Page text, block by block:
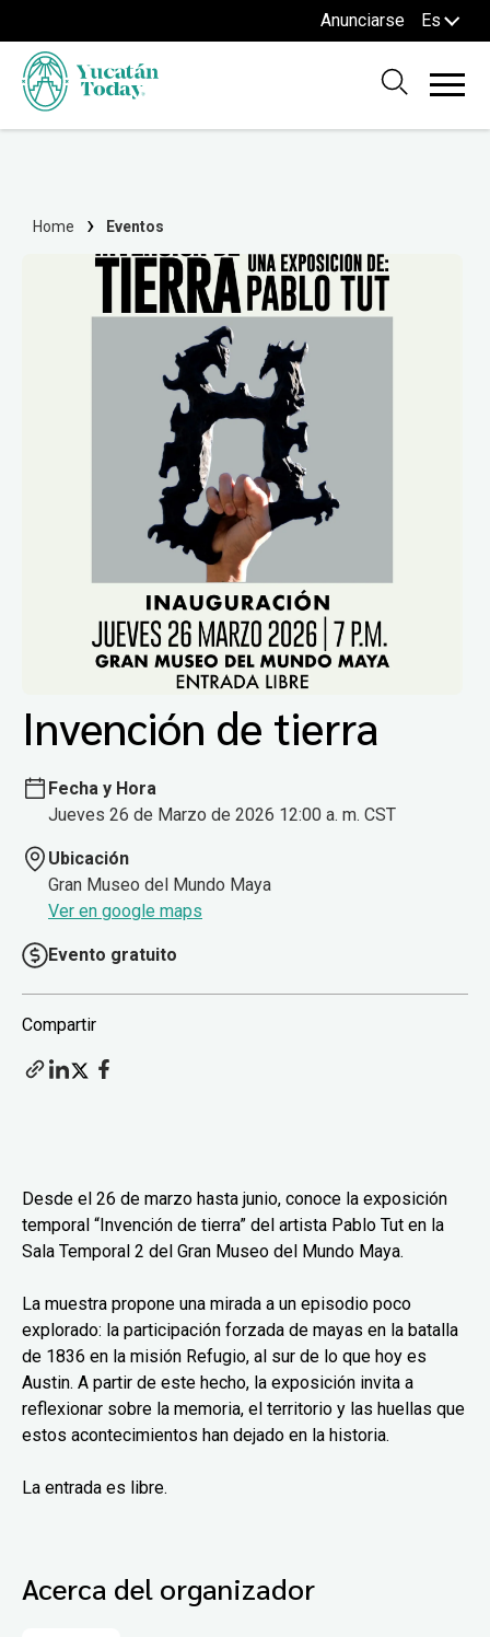
Anunciarse Es
Home Eventos
Invención de tierra
Fecha y Hora
Jueves 26 de Marzo de 2026 12:00 a. m. CST
Ubicación
Gran Museo del Mundo Maya
Ver en google maps
Evento gratuito
Compartir
Desde el 26 de marzo hasta junio, conoce la exposición
temporal “Invención de tierra” del artista Pablo Tut en la
Sala Temporal 2 del Gran Museo del Mundo Maya.
La muestra propone una mirada a un episodio poco
explorado: la participación forzada de mayas en la batalla
de 1836 en la misión Refugio, al sur de lo que hoy es
Austin. A partir de este hecho, la exposición invita a
reflexionar sobre la memoria, el territorio y las huellas que
estos acontecimientos han dejado en la historia.
La entrada es libre.
Acerca del organizador